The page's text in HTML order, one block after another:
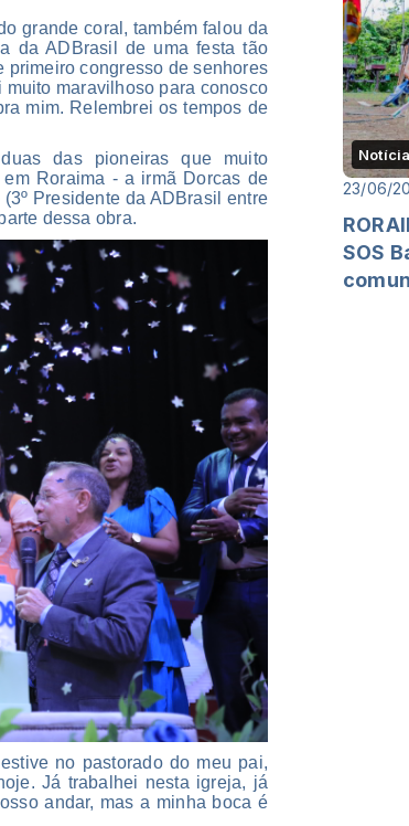
grande coral, também falou da
da ADBrasil de uma festa tão
primeiro congresso de senhores
maravilhoso para conosco
mim. Relembrei os tempos de
das pioneiras que muito
Roraima - a irmã Dorcas de
Presidente da ADBrasil entre
dessa obra.
no pastorado do meu pai,
Já trabalhei nesta igreja, já
andar, mas a minha boca é
23/06/
SOS